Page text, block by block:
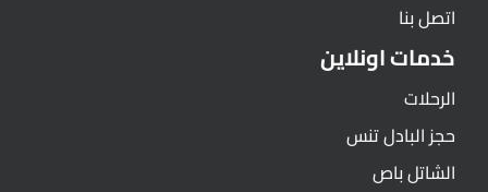
اتصل بنا
خدمات اونلاين
الرحلات
حجز البادل تنس
الشاتل باص